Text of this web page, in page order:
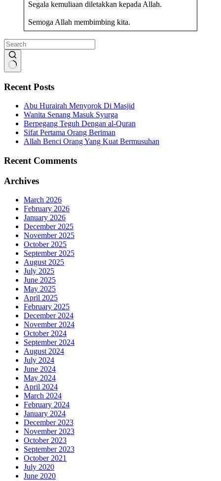
Segala kemuliaan diletakkan kepada Allah.
Semoga Allah membimbing kita.
results
Recent Posts
Abu Hurairah Menyorok Di Masjid
Wanita Senang Masuk Syurga
Berpegang Teguh Dengan al-Quran
Sifat Pertama Orang Beriman
Allah Benci Orang Yang Kuat Bermusuhan
Recent Comments
Archives
March 2026
February 2026
January 2026
December 2025
November 2025
October 2025
September 2025
August 2025
July 2025
June 2025
May 2025
April 2025
February 2025
December 2024
November 2024
October 2024
September 2024
August 2024
July 2024
June 2024
May 2024
April 2024
March 2024
February 2024
January 2024
December 2023
November 2023
October 2023
September 2023
October 2021
July 2020
June 2020